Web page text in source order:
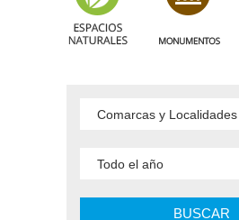
BUSCAR